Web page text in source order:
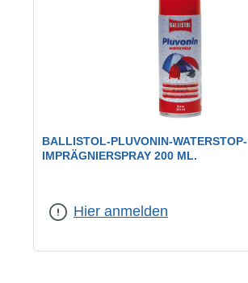
BALLISTOL-PLUVONIN-WATERSTOP-
IMPRÄGNIERSPRAY 200 ML.
Hier anmelden